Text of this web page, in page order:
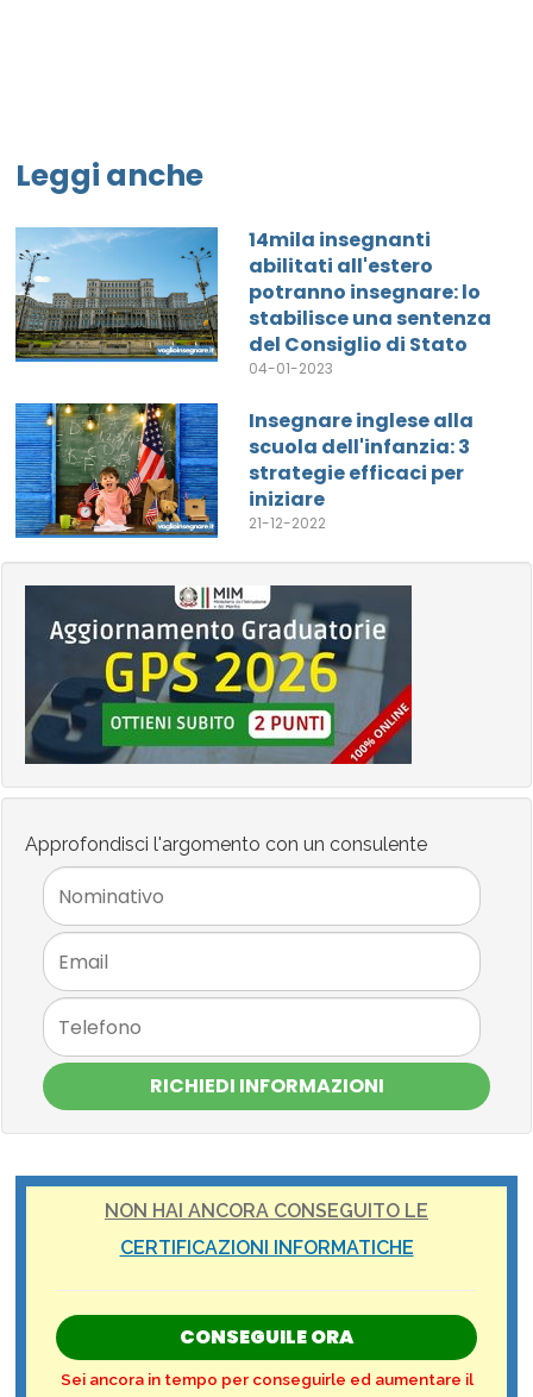
Leggi anche
14mila insegnanti
abilitati all'estero
potranno insegnare: lo
stabilisce una sentenza
del Consiglio di Stato
04-01-2023
Insegnare inglese alla
scuola dell'infanzia: 3
strategie efficaci per
iniziare
21-12-2022
Approfondisci l'argomento con un consulente
RICHIEDI INFORMAZIONI
NON HAI ANCORA CONSEGUITO LE
CERTIFICAZIONI INFORMATICHE
CONSEGUILE ORA
Sei ancora in tempo per conseguirle ed aumentare il